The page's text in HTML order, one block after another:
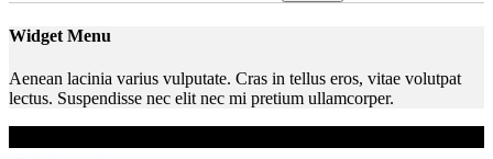
Widget Menu
Aenean lacinia varius vulputate. Cras in tellus eros, vitae volutpat
lectus. Suspendisse nec elit nec mi pretium ullamcorper.